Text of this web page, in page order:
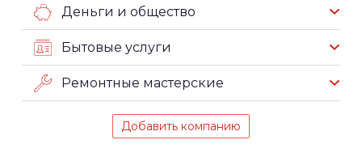
Деньги и общество
Бытовые услуги
Ремонтные мастерские
Добавить компанию